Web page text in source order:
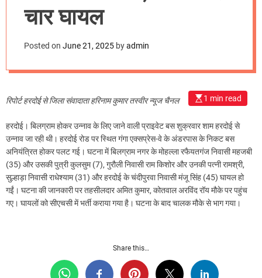
चार घायल
Posted on June 21, 2025 byadmin
1 min read
रिपोर्ट हरदोई से जिला संवादाता हरिनाम कुमार तस्वीर न्यूज चैनल
हरदोई। बिलग्राम होकर उन्नाव के लिए जाने वाली प्राइवेट बस शुक्रवार शाम हरदोई से
उन्नाव जा रही थी। हरदोई रोड पर स्थित गंगा एक्सप्रेस-वे के अंडरपास के निकट बस
अनियंत्रित होकर पलट गई। घटना में बिलग्राम नगर के मोहल्ला रफैयतगंज निवासी महजबी
(35) और उसकी पुत्री कुलसुम (7), गुरौली निवासी राम किशोर और उनकी पत्नी रामश्री,
सुल्हाड़ा निवासी राधेश्याम (31) और हरदोई के चंदीपुरवा निवासी मंजू सिंह (45) घायल हो
गईं। घटना की जानकारी पर तहसीलदार अमित कुमार, कोतवाल अरविंद रॉय मौके पर पहुंच
गए। घायलों को सीएचसी में भर्ती कराया गया है। घटना के बाद चालक मौके से भाग गया।
Share this…